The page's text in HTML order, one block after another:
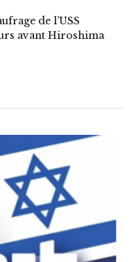
de l’USS
avant Hiroshima